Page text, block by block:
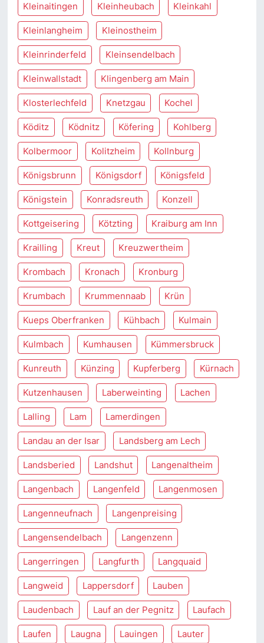
Kleinaitingen Kleinheubach Kleinkahl
Kleinlangheim Kleinostheim
Kleinrinderfeld Kleinsendelbach
Kleinwallstadt Klingenberg am Main
Klosterlechfeld Knetzgau Kochel
Köditz Ködnitz Köfering Kohlberg
Kolbermoor Kolitzheim Kollnburg
Königsbrunn Königsdorf Königsfeld
Königstein Konradsreuth Konzell
Kottgeisering Kötzting Kraiburg am Inn
Krailling Kreut Kreuzwertheim
Krombach Kronach Kronburg
Krumbach Krummennaab Krün
Kueps Oberfranken Kühbach Kulmain
Kulmbach Kumhausen Kümmersbruck
Kunreuth Künzing Kupferberg Kürnach
Kutzenhausen Laberweinting Lachen
Lalling Lam Lamerdingen
Landau an der Isar Landsberg am Lech
Landsberied Landshut Langenaltheim
Langenbach Langenfeld Langenmosen
Langenneufnach Langenpreising
Langensendelbach Langenzenn
Langerringen Langfurth Langquaid
Langweid Lappersdorf Lauben
Laudenbach Lauf an der Pegnitz Laufach
Laufen Laugna Lauingen Lauter